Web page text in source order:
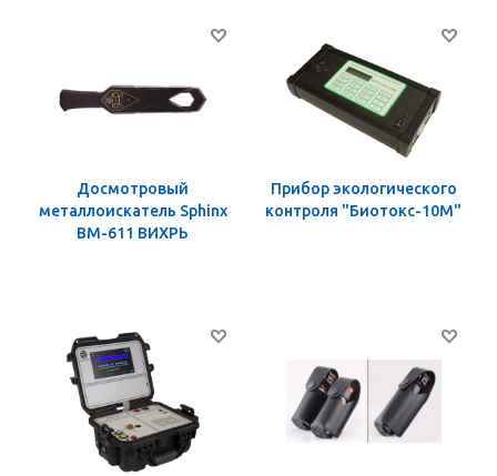
Досмотровый
металлоискатель Sphinx
ВМ-611 ВИХРЬ
Прибор экологического
контроля "Биотокс-10М"